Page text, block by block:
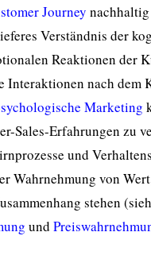
Journey
Verständnis der
Reaktionen der
Interaktionen nach dem
Marketing
Sales-Erfahrungen zu
und
Wahrnehmung von
stehen
und